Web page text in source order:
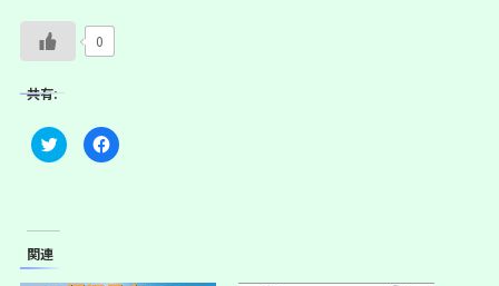
0
共有:
ク
リ
w
F
a
関連